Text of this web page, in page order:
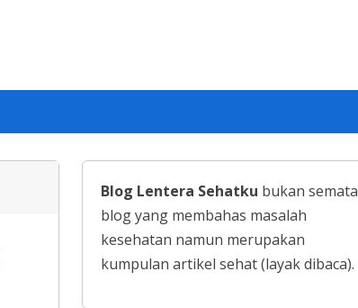
Blog Lentera Sehatku bukan semata
blog yang membahas masalah
kesehatan namun merupakan
kumpulan artikel sehat (layak dibaca).